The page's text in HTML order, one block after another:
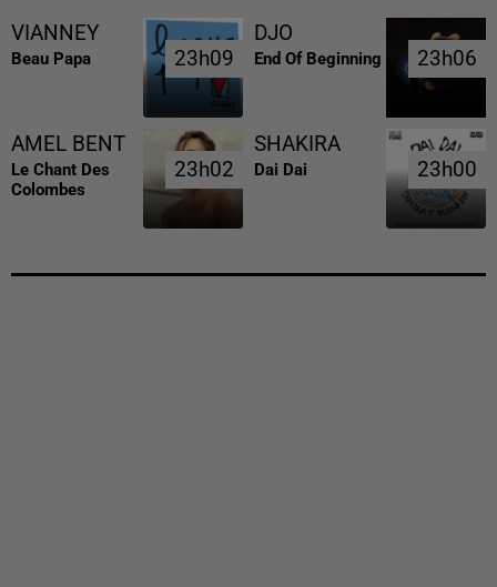
VIANNEY
Beau Papa 23h09
23h09
DJO
End Of Beginning 23h06
23h06
AMEL BENT
Le Chant Des
Colombes
23h02
23h02
SHAKIRA
Dai Dai 23h00
23h00